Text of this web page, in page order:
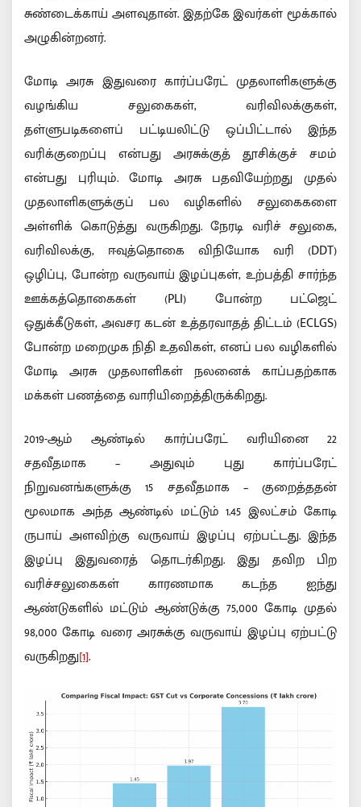
சுண்டைக்காய் அளவுதான். இதற்கே இவர்கள் மூக்கால்
அழுகின்றனர்.
மோடி அரசு இதுவரை கார்ப்பரேட் முதலாளிகளுக்கு
வழங்கிய சலுகைகள், வரிவிலக்குகள்,
தள்ளுபடிகளைப் பட்டியலிட்டு ஒப்பிட்டால் இந்த
வரிக்குறைப்பு என்பது அரசுக்குத் தூசிக்குச் சமம்
என்பது புரியும். மோடி அரசு பதவியேற்றது முதல்
முதலாளிகளுக்குப் பல வழிகளில் சலுகைகளை
அள்ளிக் கொடுத்து வருகிறது. நேரடி வரிச் சலுகை,
வரிவிலக்கு, ஈவுத்தொகை விநியோக வரி (DDT)
ஒழிப்பு, போன்ற வருவாய் இழப்புகள், உற்பத்தி சார்ந்த
ஊக்கத்தொகைகள் (PLI) போன்ற பட்ஜெட்
ஒதுக்கீடுகள், அவசர கடன் உத்தரவாதத் திட்டம் (ECLGS)
போன்ற மறைமுக நிதி உதவிகள், எனப் பல வழிகளில்
மோடி அரசு முதலாளிகள் நலனைக் காப்பதற்காக
மக்கள் பணத்தை வாரியிறைத்திருக்கிறது.
2019-ஆம் ஆண்டில் கார்ப்பரேட் வரியினை 22
சதவீதமாக – அதுவும் புது கார்ப்பரேட்
நிறுவனங்களுக்கு 15 சதவீதமாக – குறைத்ததன்
மூலமாக அந்த ஆண்டில் மட்டும் 1.45 இலட்சம் கோடி
ருபாய் அளவிற்கு வருவாய் இழப்பு ஏற்பட்டது. இந்த
இழப்பு இதுவரைத் தொடர்கிறது. இது தவிற பிற
வரிச்சலுகைகள் காரணமாக கடந்த ஐந்து
ஆண்டுகளில் மட்டும் ஆண்டுக்கு 75,000 கோடி முதல்
98,000 கோடி வரை அரசுக்கு வருவாய் இழப்பு ஏற்பட்டு
வருகிறது[1].